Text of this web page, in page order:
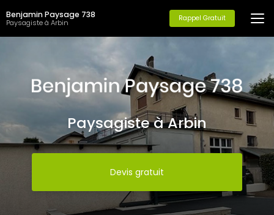
au
contenu
principal
Benjamin Paysage 738
Paysagiste à Arbin Rappel Gratuit
Paysagiste à Arbin
Devis gratuit